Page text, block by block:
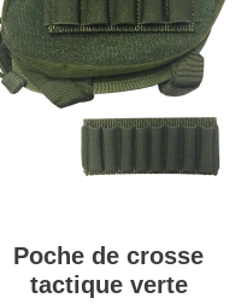
Poche de crosse
tactique verte